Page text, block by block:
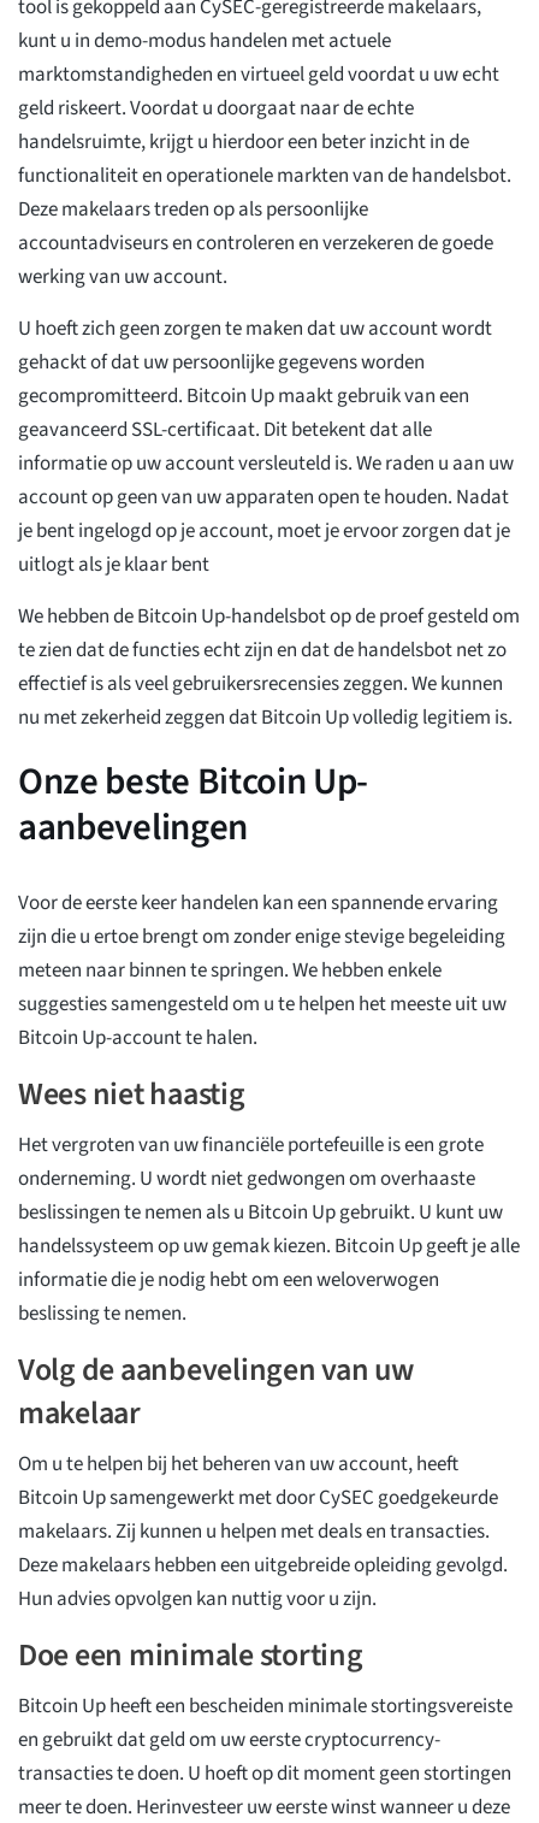
tool is gekoppeld aan CySEC-geregistreerde makelaars,
kunt u in demo-modus handelen met actuele
marktomstandigheden en virtueel geld voordat u uw echt
geld riskeert. Voordat u doorgaat naar de echte
handelsruimte, krijgt u hierdoor een beter inzicht in de
functionaliteit en operationele markten van de handelsbot.
Deze makelaars treden op als persoonlijke
accountadviseurs en controleren en verzekeren de goede
werking van uw account.
U hoeft zich geen zorgen te maken dat uw account wordt
gehackt of dat uw persoonlijke gegevens worden
gecompromitteerd. Bitcoin Up maakt gebruik van een
geavanceerd SSL-certificaat. Dit betekent dat alle
informatie op uw account versleuteld is. We raden u aan uw
account op geen van uw apparaten open te houden. Nadat
je bent ingelogd op je account, moet je ervoor zorgen dat je
uitlogt als je klaar bent
We hebben de Bitcoin Up-handelsbot op de proef gesteld om
te zien dat de functies echt zijn en dat de handelsbot net zo
effectief is als veel gebruikersrecensies zeggen. We kunnen
nu met zekerheid zeggen dat Bitcoin Up volledig legitiem is.
Onze beste Bitcoin Up-
aanbevelingen
Voor de eerste keer handelen kan een spannende ervaring
zijn die u ertoe brengt om zonder enige stevige begeleiding
meteen naar binnen te springen. We hebben enkele
suggesties samengesteld om u te helpen het meeste uit uw
Bitcoin Up-account te halen.
Wees niet haastig
Het vergroten van uw financiële portefeuille is een grote
onderneming. U wordt niet gedwongen om overhaaste
beslissingen te nemen als u Bitcoin Up gebruikt. U kunt uw
handelssysteem op uw gemak kiezen. Bitcoin Up geeft je alle
informatie die je nodig hebt om een weloverwogen
beslissing te nemen.
Volg de aanbevelingen van uw
makelaar
Om u te helpen bij het beheren van uw account, heeft
Bitcoin Up samengewerkt met door CySEC goedgekeurde
makelaars. Zij kunnen u helpen met deals en transacties.
Deze makelaars hebben een uitgebreide opleiding gevolgd.
Hun advies opvolgen kan nuttig voor u zijn.
Doe een minimale storting
Bitcoin Up heeft een bescheiden minimale stortingsvereiste
en gebruikt dat geld om uw eerste cryptocurrency-
transacties te doen. U hoeft op dit moment geen stortingen
meer te doen. Herinvesteer uw eerste winst wanneer u deze